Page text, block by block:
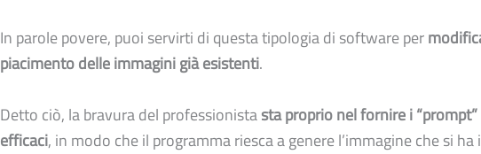
In parole povere, puoi servirti di questa tipologia di software per
piacimento delle immagini già esistenti.
Detto ciò, la bravura del professionistasta proprio nel fornire i
efficaci, in modo che il programma riesca a genere l’immagine che si ha